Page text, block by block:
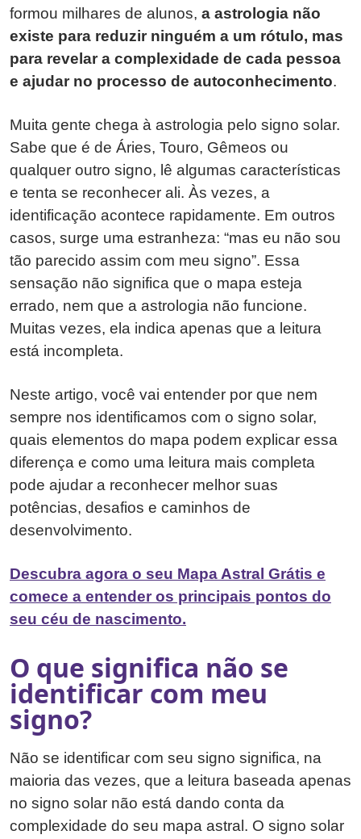
formou milhares de alunos, a astrologia não
existe para reduzir ninguém a um rótulo, mas
para revelar a complexidade de cada pessoa
e ajudar no processo de autoconhecimento.
Muita gente chega à astrologia pelo signo solar.
Sabe que é de Áries, Touro, Gêmeos ou
qualquer outro signo, lê algumas características
e tenta se reconhecer ali. Às vezes, a
identificação acontece rapidamente. Em outros
casos, surge uma estranheza: “mas eu não sou
tão parecido assim com meu signo”. Essa
sensação não significa que o mapa esteja
errado, nem que a astrologia não funcione.
Muitas vezes, ela indica apenas que a leitura
está incompleta.
Neste artigo, você vai entender por que nem
sempre nos identificamos com o signo solar,
quais elementos do mapa podem explicar essa
diferença e como uma leitura mais completa
pode ajudar a reconhecer melhor suas
potências, desafios e caminhos de
desenvolvimento.
Descubra agora o seu Mapa Astral Grátis e
comece a entender os principais pontos do
seu céu de nascimento.
O que significa não se
identificar com meu
signo?
Não se identificar com seu signo significa, na
maioria das vezes, que a leitura baseada apenas
no signo solar não está dando conta da
complexidade do seu mapa astral. O signo solar